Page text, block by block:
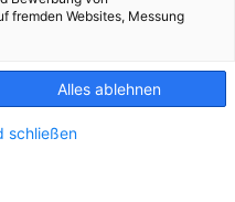
fremden Websites, Messung
Alles ablehnen
schließen